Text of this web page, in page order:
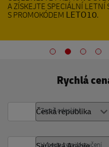
A ZÍSKEJTE SPECIÁLNÍ LETNÍ
S PROMOKÓDEM LETO10.
Rychlá
Země odeslání
Vyberte zemi doručení